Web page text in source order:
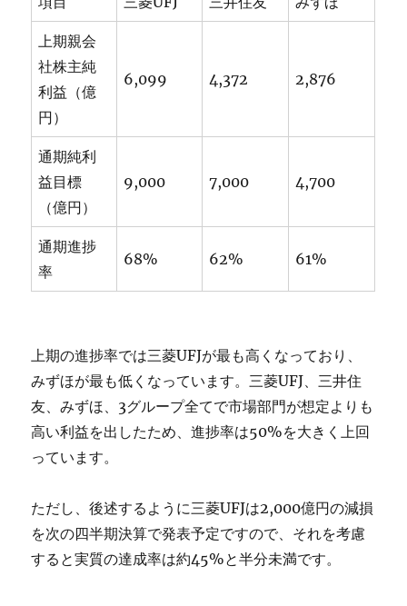
上期親会
社株主純
利益（億
円）
6,099 4,372 2,876
通期純利
益目標
（億円）
9,000 7,000 4,700
通期進捗
率
68% 62% 61%
上期の進捗率では三菱UFJが最も高くなっており、
みずほが最も低くなっています。三菱UFJ、三井住
友、みずほ、3グループ全てで市場部門が想定よりも
高い利益を出したため、進捗率は50%を大きく上回
っています。
ただし、後述するように三菱UFJは2,000億円の減損
を次の四半期決算で発表予定ですので、それを考慮
すると実質の達成率は約45%と半分未満です。